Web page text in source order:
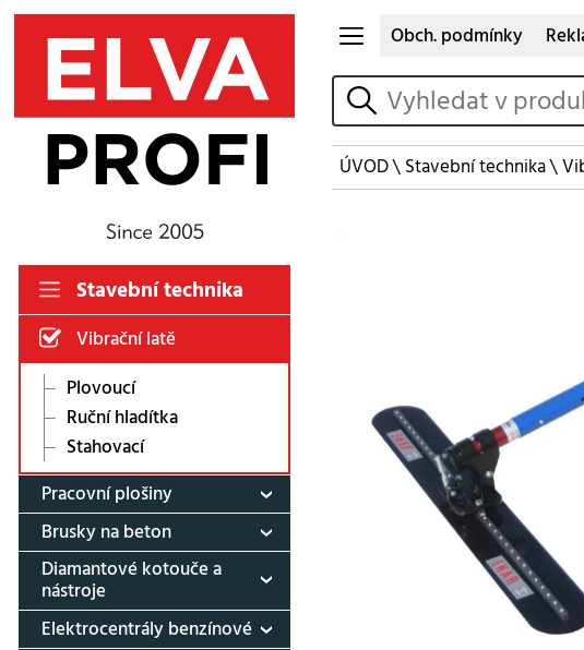
Stavební technika
Vibrační latě
Plovoucí
Ruční hladítka
Stahovací
Pracovní plošiny
Brusky na beton
Diamantové kotouče a
nástroje
Elektrocentrály benzínové
Obch. podmínky
vyhledat
ÚVOD\Stavební technika\